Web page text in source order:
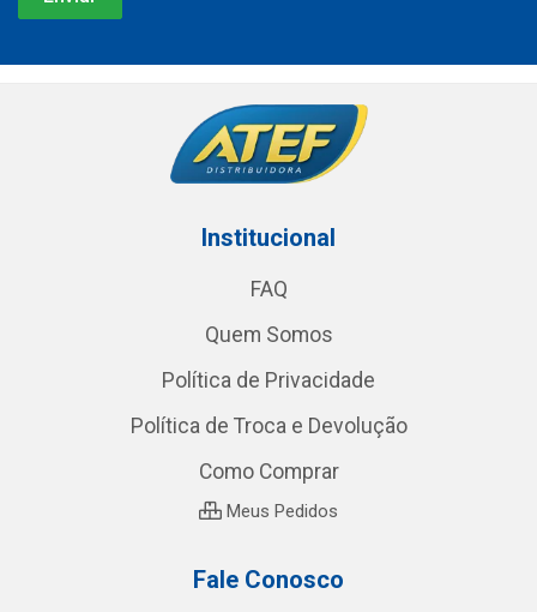
Institucional
FAQ
Quem Somos
Política de Privacidade
Política de Troca e Devolução
Como Comprar
Meus Pedidos
Fale Conosco